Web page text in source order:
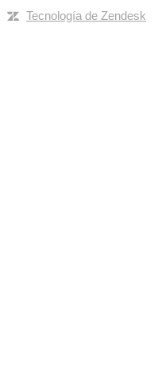
Tecnología de Zendesk